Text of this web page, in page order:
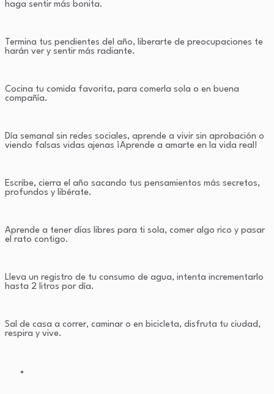
haga sentir más bonita.
Termina tus pendientes del año, liberarte de preocupaciones te
harán ver y sentir más radiante.
Cocina tu comida favorita, para comerla sola o en buena
compañía.
Día semanal sin redes sociales, aprende a vivir sin aprobación o
viendo falsas vidas ajenas ¡Aprende a amarte en la vida real!
Escribe, cierra el año sacando tus pensamientos más secretos,
profundos y libérate.
Aprende a tener días libres para ti sola, comer algo rico y pasar
el rato contigo.
Lleva un registro de tu consumo de agua, intenta incrementarlo
hasta 2 litros por día.
Sal de casa a correr, caminar o en bicicleta, disfruta tu ciudad,
respira y vive.